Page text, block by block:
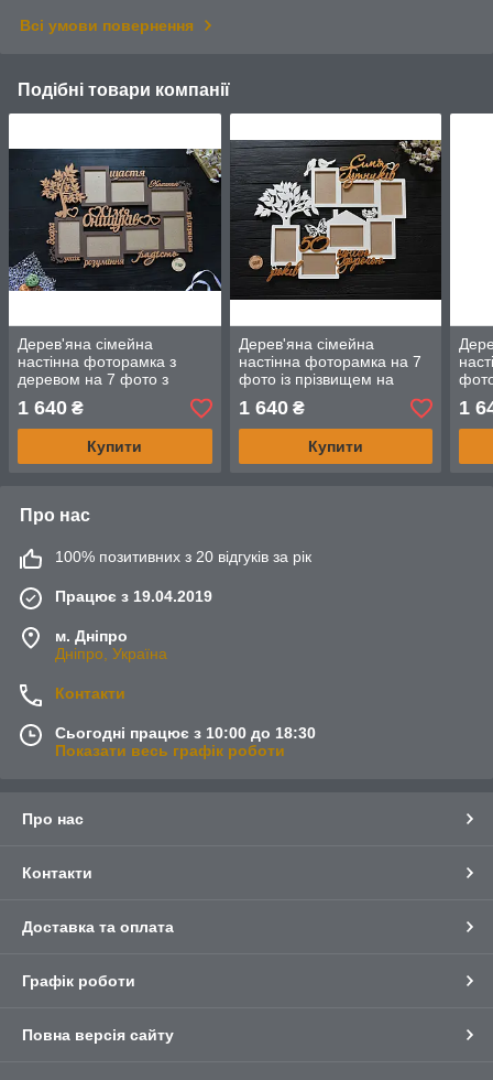
Всі умови повернення
Подібні товари компанії
Дерев'яна сімейна
настінна фоторамка з
деревом на 7 фото з
прізвищем і накладними
словами
1 640 ₴
Купити
Дерев'яна сімейна
настінна фоторамка на 7
фото із прізвищем на
золоте весілля. 50 років
однією дорогою
1 640₴
Купити
1
Про нас
100% позитивних з 20 відгуків за рік
Працює з 19.04.2019
м. Дніпро
Дніпро, Україна
Контакти
Сьогодні працює з 10:00 до 18:30
Показати весь графік роботи
Про нас
Контакти
Доставка та оплата
Графік роботи
Повна версія сайту